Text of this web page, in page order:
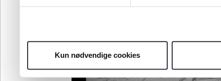
Kun nødvendige cookies
97
100